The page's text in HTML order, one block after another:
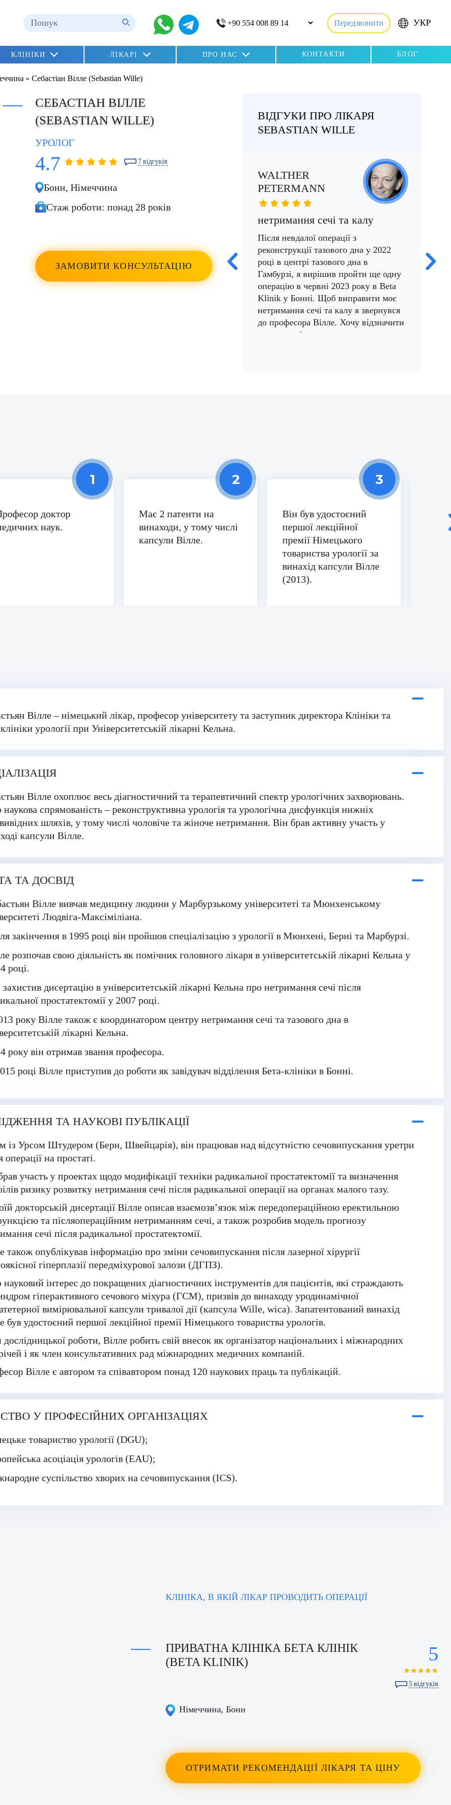
Передзвонити УКР
КЛІНІКИ ЛІКАРІ ПРО НАС КОНТАКТИ БЛОГ
» Себастіан Вілле (Sebastian Wille)
СЕБАСТІАН ВІЛЛЕ
(SEBASTIAN WILLE)
УРОЛОГ
4.7 7 відгуків
Бонн,Німеччина
Стаж роботи:понад 28 років
ЗАМОВИТИ КОНСУЛЬТАЦІЮ
ВІДГУКИ ПРО ЛІКАРЯ
SEBASTIAN WILLE
урологія
компетентний, чуйний, хороший
діагност. Настійно рекомендую.
WALTHER
PETERMANN
нетримання сечі та калу
Після невдалої операції з
реконструкції тазового дна у 2022
році в центрі тазового дна в
Гамбурзі, я вирішив пройти ще одну
операцію в червні 2023 року в Beta
Klinik у Бонні. Щоб виправити моє
нетримання сечі та калу я звернувся
до професора Вілле. Хочу відзначити
ретельну діагностику, проведену
подякувати команді Бета клініки за
хороше лікування та догляд.
доктор
наук.
Має 2 патенти на
винаходи, у тому числі
капсули Вілле.
Він був удостоєний
першої лекційної
премії Німецького
товариства урології за
винахід капсули Вілле
(2013).
Вілле – німецький лікар, професор університету та заступник директора Клініки та
урології при Університетській лікарні Кельна.
Вілле охоплює весь діагностичний та терапевтичний спектр урологічних захворювань.
наукова спрямованість – реконструктивна урологія та урологічна дисфункція нижніх
шляхів, у тому числі чоловіче та жіноче нетримання. Він брав активну участь у
капсули Вілле.
ТА ДОСВІД
Вілле вивчав медицину людини у Марбурзькому університеті та Мюнхенському
Людвіга-Максіміліана.
закінчення в 1995 році він пройшов спеціалізацію з урології в Мюнхені, Берні та Марбурзі.
розпочав свою діяльність як помічник головного лікаря в університетській лікарні Кельна у
році.
захистив дисертацію в університетській лікарні Кельна про нетримання сечі після
простатектомії у 2007 році.
року Вілле також є координатором центру нетримання сечі та тазового дна в
лікарні Кельна.
року він отримав звання професора.
році Вілле приступив до роботи як завідувач відділення Бета-клініки в Бонні.
ТА НАУКОВІ ПУБЛІКАЦІЇ
із Урсом Штудером (Берн, Швейцарія), він працював над відсутністю сечовипускання уретри
операції на простаті.
участь у проектах щодо модифікації техніки радикальної простатектомії та визначення
ризику розвитку нетримання сечі після радикальної операції на органах малого тазу.
докторській дисертації Вілле описав взаємозв’язок між передопераційною еректильною
та післяопераційним нетриманням сечі, а також розробив модель прогнозу
сечі після радикальної простатектомії.
також опублікував інформацію про зміни сечовипускання після лазерної хірургії
гіперплазії передміхурової залози (ДГПЗ).
науковий інтерес до покращених діагностичних інструментів для пацієнтів, які страждають
гіперактивного сечового міхура (ГСМ), призвів до винаходу уродинамічної
вимірювальної капсули тривалої дії (капсула Wille, wica). Запатентований винахід
був удостоєний першої лекційної премії Німецького товариства урологів.
роботи, Вілле робить свій внесок як організатор національних і міжнародних
і як член консультативних рад міжнародних медичних компаній.
Вілле є автором та співавтором понад 120 наукових праць та публікацій.
У ПРОФЕСІЙНИХ ОРГАНІЗАЦІЯХ
товариство урології (DGU);
асоціація урологів (EAU);
суспільство хворих на сечовипускання (ICS).
КЛІНІКА, В ЯКІЙ ЛІКАР ПРОВОДИТЬ ОПЕРАЦІЇ
ПРИВАТНА КЛІНІКА БЕТА КЛІНІК
(BETA KLINIK)
5
5 відгуків
Німеччина, Бонн
ОТРИМАТИ РЕКОМЕНДАЦІЇ ЛІКАРЯ ТА ЦІНУ